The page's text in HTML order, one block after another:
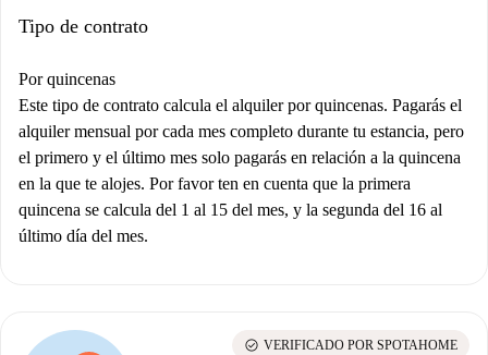
Tipo de contrato
Por quincenas
Este tipo de contrato calcula el alquiler por quincenas. Pagarás el
alquiler mensual por cada mes completo durante tu estancia, pero
el primero y el último mes solo pagarás en relación a la quincena
en la que te alojes. Por favor ten en cuenta que la primera
quincena se calcula del 1 al 15 del mes, y la segunda del 16 al
último día del mes.
check_circle VERIFICADO POR SPOTAHOME